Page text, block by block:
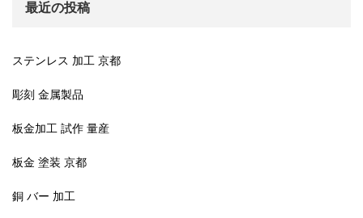
最近の投稿
ステンレス 加工 京都
彫刻 金属製品
板金加工 試作 量産
板金 塗装 京都
銅 バー 加工